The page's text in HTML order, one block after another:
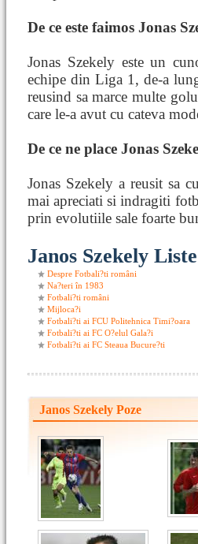
De ce este faimos Jonas
Jonas Szekely este un
echipe din Liga 1, de-a
reusind sa marce multe
care le-a avut cu cateva
De ce ne place Jonas
Jonas Szekely a reusit sa
mai apreciati si indragiti
prin evolutiile sale foarte
Janos Szekely Liste
Despre Fotbali?ti români
Na?teri în 1983
Fotbali?ti români
Mijloca?i
Fotbali?ti ai FCU Politehnica Timi?oara
Fotbali?ti ai FC O?elul Gala?i
Fotbali?ti ai FC Steaua Bucure?ti
Janos Szekely Poze